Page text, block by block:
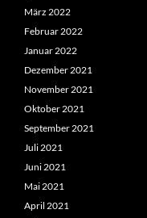
März 2022
Februar 2022
Januar 2022
Dezember 2021
November 2021
Oktober 2021
September 2021
Juli 2021
Juni 2021
Mai 2021
April 2021